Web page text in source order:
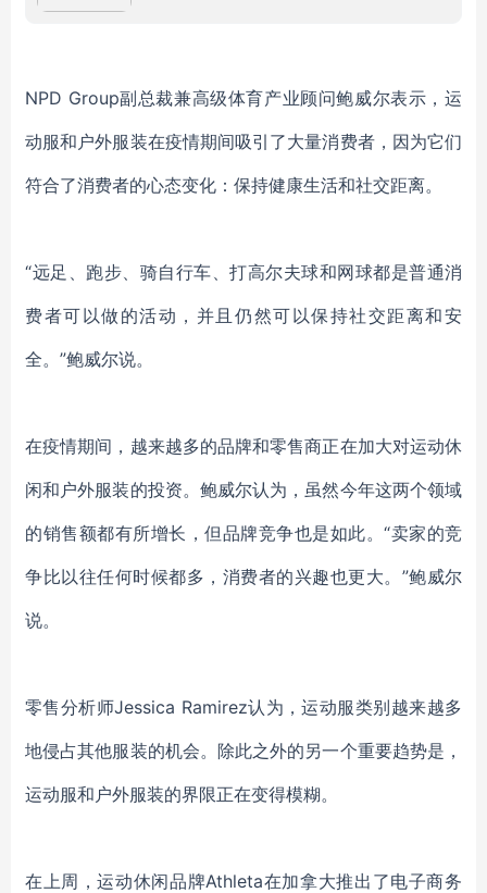
NPD Group副总裁兼高级体育产业顾问鲍威尔表示，运
动服和户外服装在疫情期间吸引了大量消费者，因为它们
符合了消费者的心态变化：保持健康生活和社交距离。
“远足、跑步、骑自行车、打高尔夫球和网球都是普通消
费者可以做的活动， 并且仍然可以保持社交距离和安
全。 ”鲍威尔说。
在疫情期间，越来越多的品牌和零售商正在加大对运动休
闲和户外服装的投资。鲍威尔认为 ，虽然今年这两个领域
的销售额都有所增长，但品牌竞争也是如此。 “卖家的竞
争比以往任何时候都多，消费者的兴趣也更大。”鲍威尔
说。
零售分析师Jessica Ramirez认为 ，运动服类别越来越多
地侵占其他服装的机会。 除此之外的另一个重要趋势是，
运动服和户外服装的界限正在变得模糊。
在上周，运动休闲品牌Athleta在加拿大推出了电子商务